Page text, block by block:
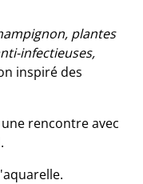
plantes
infectieuses,
inspiré des
rencontre avec